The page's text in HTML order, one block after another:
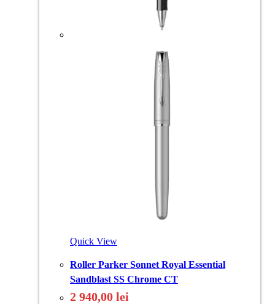
Quick View
Roller Parker Sonnet Royal Essential
Sandblast SS Chrome CT
2 940,00 lei